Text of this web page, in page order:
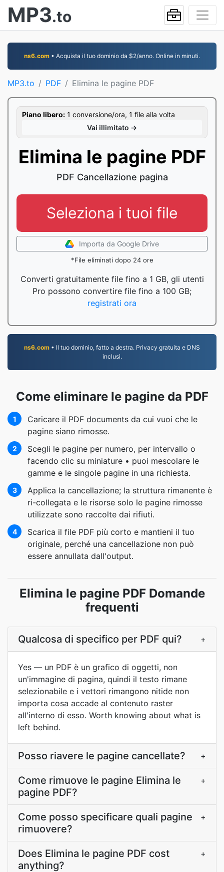
MP3.to
ns6.com • Acquista il tuo dominio da $2/anno. Online in minuti.
MP3.to PDF Elimina le pagine PDF
Piano libero: 1 conversione/ora, 1 file alla volta
Vai illimitato →
Elimina le pagine PDF
PDF Cancellazione pagina
Seleziona i tuoi file
Importa da Google Drive
*File eliminati dopo 24 ore
Converti gratuitamente file fino a 1 GB, gli utenti
Pro possono convertire file fino a 100 GB;
registrati ora
ns6.com • Il tuo dominio, fatto a destra. Privacy gratuita e DNS
inclusi.
Come eliminare le pagine da PDF
1
Caricare il PDF documents da cui vuoi che le
pagine siano rimosse.
2
Scegli le pagine per numero, per intervallo o
facendo clic su miniature • puoi mescolare le
gamme e le singole pagine in una richiesta.
3
Applica la cancellazione; la struttura rimanente è
ri-collegata e le risorse solo le pagine rimosse
utilizzate sono raccolte dai rifiuti.
4
Scarica il file PDF più corto e mantieni il tuo
originale, perché una cancellazione non può
essere annullata dall'output.
Elimina le pagine PDF Domande
frequenti
Qualcosa di specifico per PDF qui? +
Yes — un PDF è un grafico di oggetti, non
un'immagine di pagina, quindi il testo rimane
selezionabile e i vettori rimangono nitide non
importa cosa accade al contenuto raster
all'interno di esso. Worth knowing about what is
left behind.
Posso riavere le pagine cancellate? +
Come rimuove le pagine Elimina le
pagine PDF?
+
Come posso specificare quali pagine
rimuovere?
+
Does Elimina le pagine PDF cost
anything?
+